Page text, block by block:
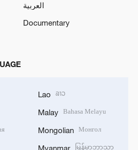
العربية
Documentary
Lao ລາວ
Malay Bahasa Melayu
Mongolian Монгол
Myanmar မြန်မာဘာသာ